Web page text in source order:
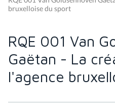
bruxelloise du sport
RQE 001 Van
Gaëtan - La
l'agence